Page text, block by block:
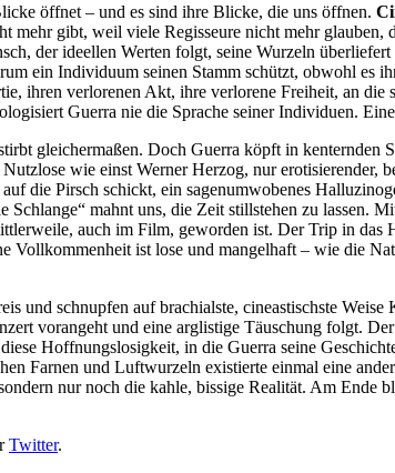
öffnet – und es sind ihre Blicke, die uns öffnen.
gibt, weil viele Regisseure nicht mehr glauben,
der ideellen Werten folgt, seine Wurzeln
ein Individuum seinen Stamm schützt, obwohl es
ihren verlorenen Akt, ihre verlorene Freiheit, an
Guerra nie die Sprache seiner Individuen.
gleichermaßen. Doch Guerra köpft in
wie einst Werner Herzog, nur
die Pirsch schickt, ein sagenumwobenes
mahnt uns, die Zeit stillstehen zu lassen.
auch im Film, geworden ist. Der Trip in das
Vollkommenheit ist lose und mangelhaft – wie die
und schnupfen auf brachialste, cineastischste
vorangeht und eine arglistige Täuschung folgt.
Hoffnungslosigkeit, in die Guerra seine
Farnen und Luftwurzeln existierte einmal eine
nur noch die kahle, bissige Realität. Am
Twitter.